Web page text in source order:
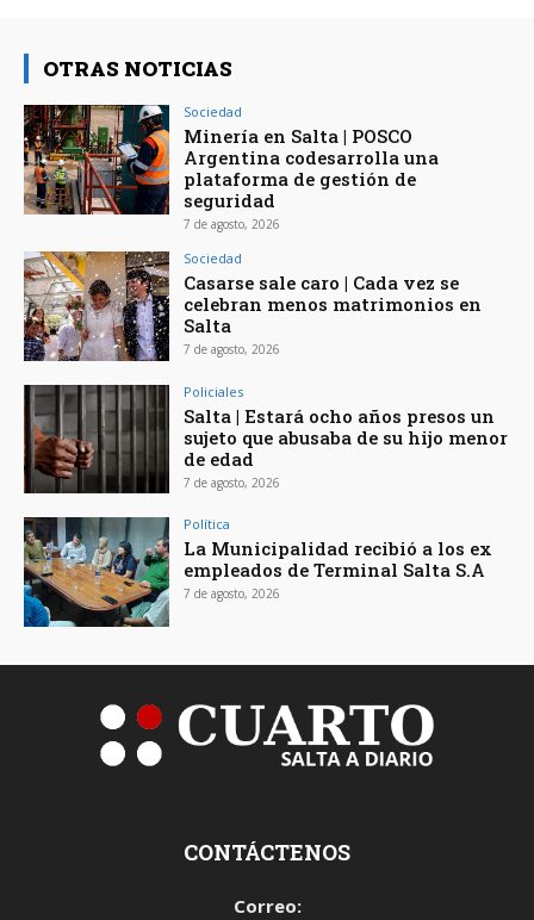
OTRAS NOTICIAS
Sociedad
Minería en Salta | POSCO
Argentina codesarrolla una
plataforma de gestión de
seguridad
7 de agosto, 2026
Sociedad
Casarse sale caro | Cada vez se
celebran menos matrimonios en
Salta
7 de agosto, 2026
Policiales
Salta | Estará ocho años presos un
sujeto que abusaba de su hijo menor
de edad
7 de agosto, 2026
Política
La Municipalidad recibió a los ex
empleados de Terminal Salta S.A
7 de agosto, 2026
CONTÁCTENOS
Correo: